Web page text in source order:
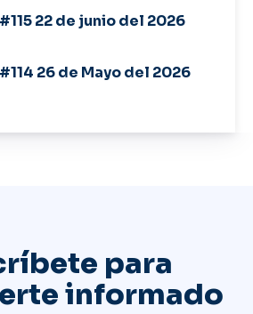
22 de junio del 2026
26 de Mayo del 2026
para
informado